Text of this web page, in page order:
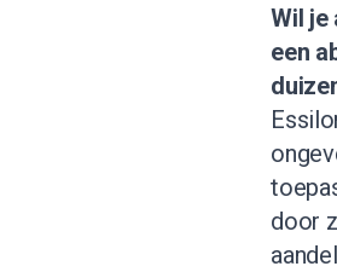
Wil je
een
door